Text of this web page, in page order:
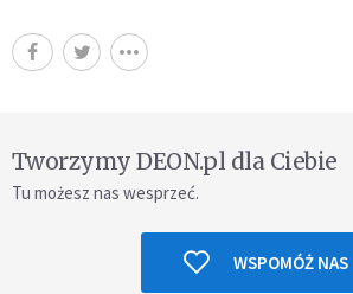
Tworzymy DEON.pl dla Ciebie
Tu możesz nas wesprzeć.
WSPOMÓŻ NAS